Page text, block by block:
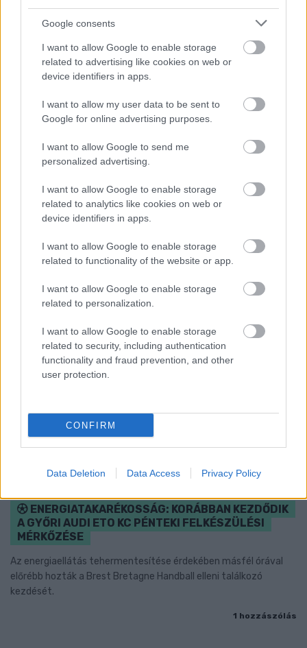
Google consents
I want to allow Google to enable storage
related to advertising like cookies on web or
device identifiers in apps.
I want to allow my user data to be sent to
Google for online advertising purposes.
I want to allow Google to send me
personalized advertising.
I want to allow Google to enable storage
related to analytics like cookies on web or
device identifiers in apps.
I want to allow Google to enable storage
related to functionality of the website or app.
I want to allow Google to enable storage
related to personalization.
I want to allow Google to enable storage
related to security, including authentication
functionality and fraud prevention, and other
user protection.
CONFIRM
Data Deletion Data Access Privacy Policy
A BAROKK ÖSSZES ÁRNYALATA ÉS MÉG EGY SOR
KIVÁLÓ PROGRAM VÁR MINDENKIT EZEN A HÉTVÉGÉN
Középpontban a hagyományőrzés, de lesz Pogány Induló és
Majka koncert, jóga szeánsz, “borhajózás” és egy csomó minden
ENERGIATAKARÉKOSSÁG: KORÁBBAN KEZDŐDIK
A GYŐRI AUDI ETO KC PÉNTEKI FELKÉSZÜLÉSI
MÉRKŐZÉSE
Az energiaellátás tehermentesítése érdekében másfél órával
előrébb hozták a Brest Bretagne Handball elleni találkozó
kezdését.
1 hozzászólás